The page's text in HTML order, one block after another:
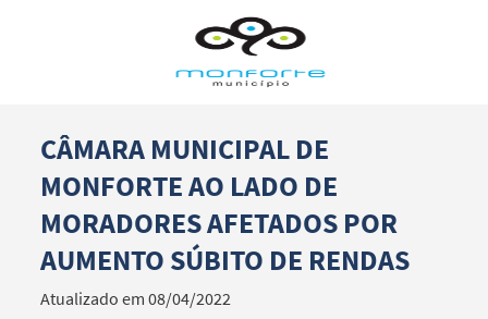
Termo de Pesquisa
Categorias gerais
CÂMARA MUNICIPAL DE
MONFORTE AO LADO DE
MORADORES AFETADOS POR
AUMENTO SÚBITO DE RENDAS
Atualizado em 08/04/2022